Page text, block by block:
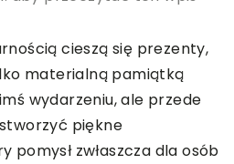
cieszą się prezenty,
materialną pamiątką
wydarzeniu, ale przede
piękne
pomysł zwłaszcza dla osób